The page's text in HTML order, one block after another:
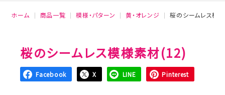
ホーム 商品一覧 模様・パターン 黄・オレンジ 桜のシームレス模
桜のシームレス模様素材(12)
Facebook X LINE Pinterest